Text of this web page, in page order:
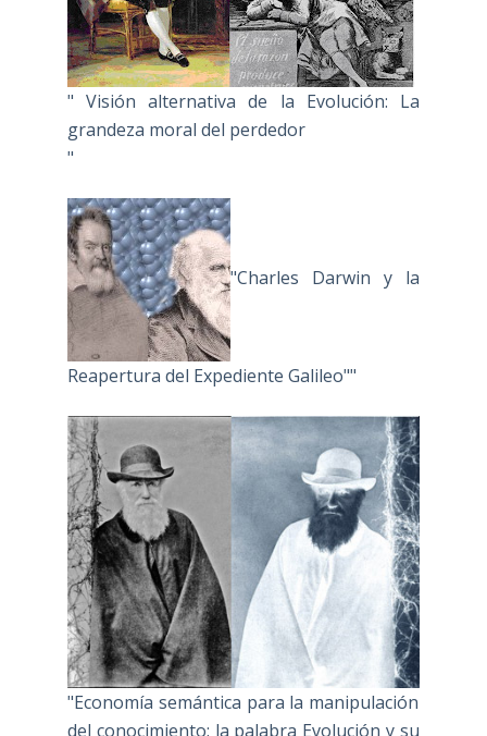
" Visión alternativa de la Evolución: La
grandeza moral del perdedor
"
"Charles Darwin y la
Reapertura del Expediente Galileo""
"Economía semántica para la manipulación
del conocimiento: la palabra Evolución y su